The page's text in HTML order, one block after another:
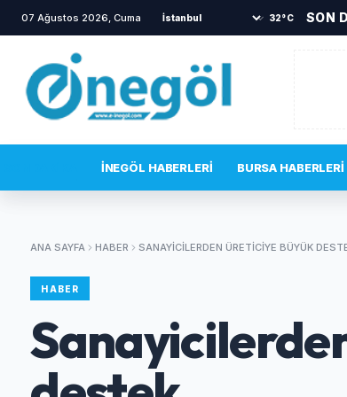
07 Ağustos 2026, Cuma 32°C SON
• Başkan Vekili Şahin Biba:
İNEGÖL HABERLERI BURSA HABERLERI
ANA SAYFA HABER SANAYICILERDEN ÜRETICIYE BÜYÜK
HABER